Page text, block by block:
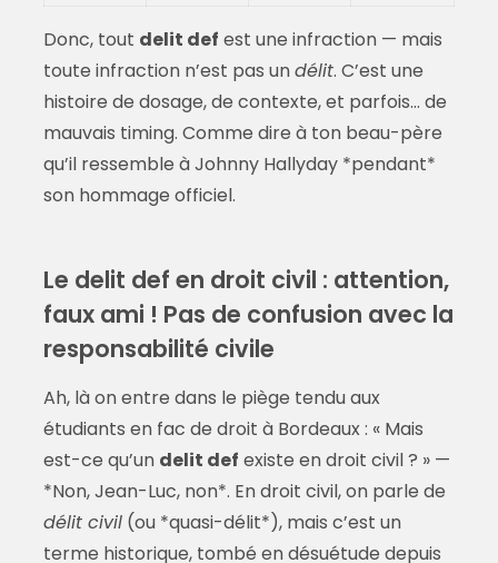
Donc, tout delit def est une infraction — mais
toute infraction n’est pas undélit. C’est une
histoire de dosage, de contexte, et parfois… de
mauvais timing. Comme dire à ton beau-père
qu’il ressemble à Johnny Hallyday *pendant*
son hommage officiel.
Le delit def en droit civil : attention,
faux ami ! Pas de confusion avec la
responsabilité civile
Ah, là on entre dans le piège tendu aux
étudiants en fac de droit à Bordeaux : « Mais
est-ce qu’un delit def existe en droit civil ? » —
*Non, Jean-Luc, non*. En droit civil, on parle de
délit civil(ou *quasi-délit*), mais c’est un
terme historique, tombé en désuétude depuis